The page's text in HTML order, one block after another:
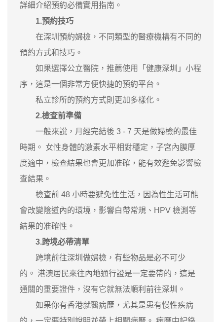
詳細介紹預約必備實用指南。
1.預約技巧
在深圳預約婦檢，不同類型的醫療機構有不同的
預約方式和技巧。
如果選擇公立醫院，推薦使用「健康深圳」小程
序，這是一個非常方便快捷的預約平台。
私立診所的預約方式則更加多樣化。
2.檢查前準備
一般來說，月經完結後 3 - 7 天是做婦檢的最佳
時期。 女性身體的激素水平相對穩定，子宮內膜厚
度適中，檢查結果也會更加准確，能有效避免影響檢
查結果。
檢查前 48 小時要避免性生活，因為性生活可能
會改變陰道內的環境，影響白帶常規、HPV 檢測等
結果的准確性。
3.跨境必帶清單
跨境前往深圳做婦檢，有些物品是必不可少
的。 港澳居民來往內地通行證是一定要帶的，這是
通關的重要證件，沒有它就無法順利前往深圳。
如果你有香港就醫病歷，尤其是患有慢性疾病